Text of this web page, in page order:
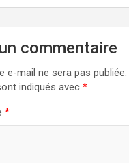
commentaire
e-mail ne sera pas publiée.
indiqués avec *
*